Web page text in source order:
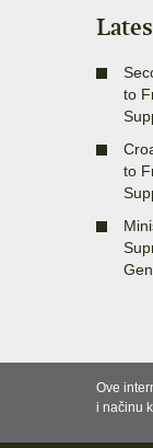
to
to
Ove
i načinu